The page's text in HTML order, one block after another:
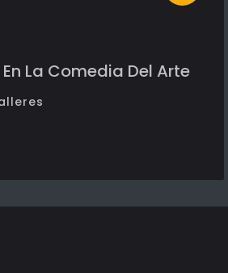
La Comedia Del Arte